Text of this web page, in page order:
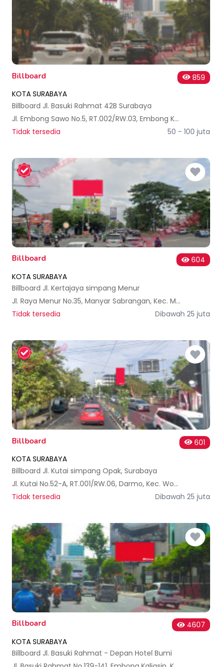
Billboard
859
KOTA SURABAYA
Billboard Jl. Basuki Rahmat 42B Surabaya
Jl. Embong Sawo No.5, RT.002/RW.03, Embong Kaliasin, Kec. Genteng, Kota SBY, Jawa Timur 60271, Indonesia
Tidak tersedia
50 - 100 juta
Billboard
604
KOTA SURABAYA
Billboard Jl. Kertajaya simpang Menur
Jl. Raya Menur No.35, Manyar Sabrangan, Kec. Mulyorejo, Surabaya, Jawa Timur 60282, Indonesia
Tidak tersedia
Dibawah 25 juta
Billboard
601
KOTA SURABAYA
Billboard Jl. Kutai simpang Opak, Surabaya
Jl. Kutai No.52-A, RT.001/RW.06, Darmo, Kec. Wonokromo, Surabaya, Jawa Timur 60241, Indonesia
Tidak tersedia
Dibawah 25 juta
Billboard
4607
KOTA SURABAYA
Billboard Jl. Basuki Rahmat - Depan Hotel Bumi